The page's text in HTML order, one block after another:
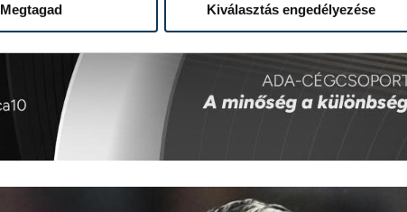
Megtagad Kiválasztás engedélyezése